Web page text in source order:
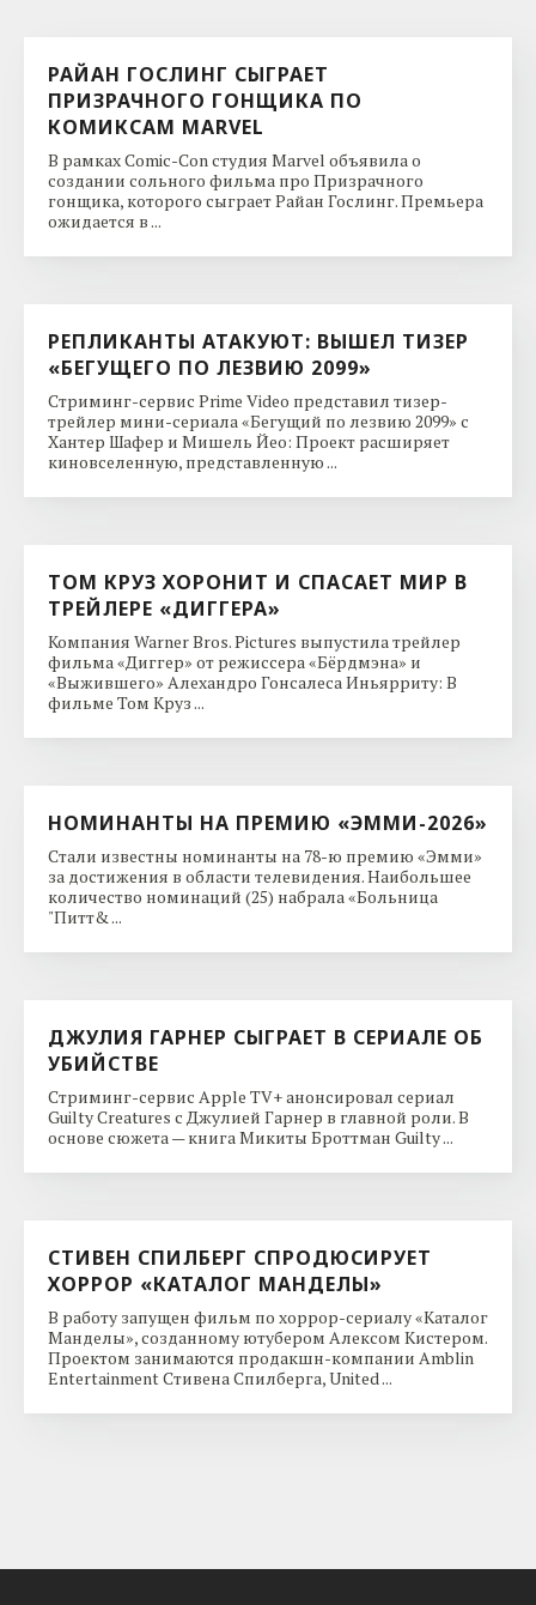
РАЙАН ГОСЛИНГ СЫГРАЕТ
ПРИЗРАЧНОГО ГОНЩИКА ПО
КОМИКСАМ MARVEL
В рамках Comic-Con студия Marvel объявила о
создании сольного фильма про Призрачного
гонщика, которого сыграет Райан Гослинг. Премьера
ожидается в ...
РЕПЛИКАНТЫ АТАКУЮТ: ВЫШЕЛ ТИЗЕР
«БЕГУЩЕГО ПО ЛЕЗВИЮ 2099»
Стриминг-сервис Prime Video представил тизер-
трейлер мини-сериала «Бегущий по лезвию 2099» с
Хантер Шафер и Мишель Йео: Проект расширяет
киновселенную, представленную ...
ТОМ КРУЗ ХОРОНИТ И СПАСАЕТ МИР В
ТРЕЙЛЕРЕ «ДИГГЕРА»
Компания Warner Bros. Pictures выпустила трейлер
фильма «Диггер» от режиссера «Бёрдмэна» и
«Выжившего» Алехандро Гонсалеса Иньярриту: В
фильме Том Круз ...
НОМИНАНТЫ НА ПРЕМИЮ «ЭММИ-2026»
Стали известны номинанты на 78-ю премию «Эмми»
за достижения в области телевидения. Наибольшее
количество номинаций (25) набрала «Больница
"Питт& ...
ДЖУЛИЯ ГАРНЕР СЫГРАЕТ В СЕРИАЛЕ ОБ
УБИЙСТВЕ
Стриминг-сервис Apple TV+ анонсировал сериал
Guilty Creatures с Джулией Гарнер в главной роли. В
основе сюжета — книга Микиты Броттман Guilty ...
СТИВЕН СПИЛБЕРГ СПРОДЮСИРУЕТ
ХОРРОР «КАТАЛОГ МАНДЕЛЫ»
В работу запущен фильм по хоррор-сериалу «Каталог
Манделы», созданному ютубером Алексом Кистером.
Проектом занимаются продакшн-компании Amblin
Entertainment Стивена Спилберга, United ...